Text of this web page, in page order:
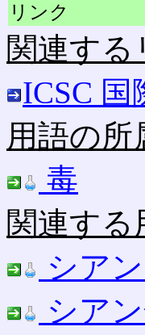
リンク
関連する
ICSC
用語の所
毒
関連する
シア
シア